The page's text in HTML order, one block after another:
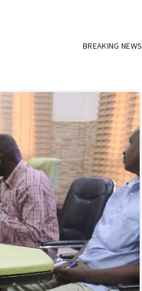
BREAKING NEWS